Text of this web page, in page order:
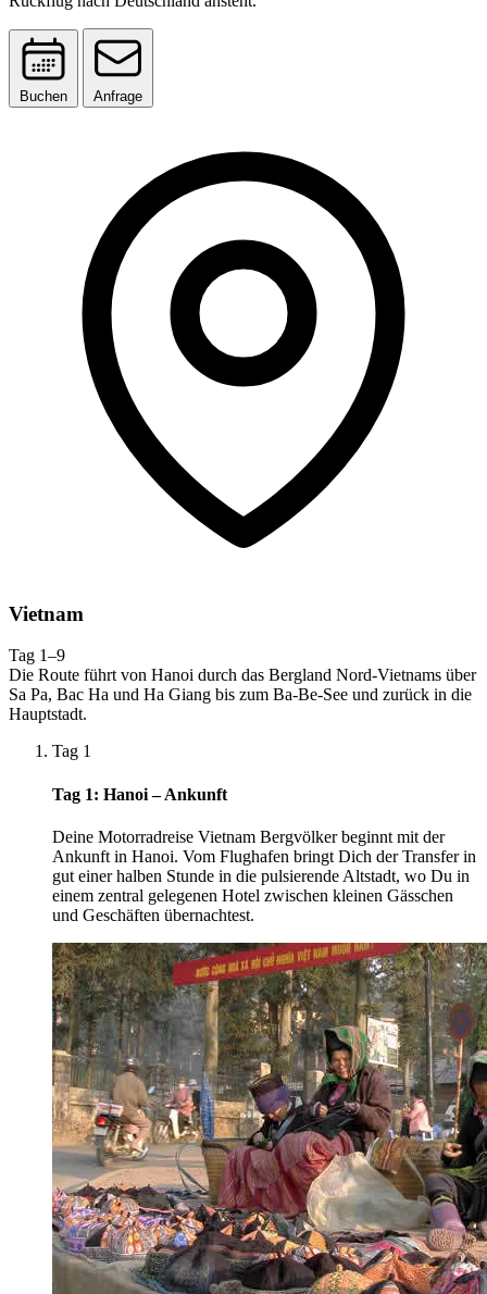
Buchen Anfrage
Vietnam
Tag 1–9
Die Route führt von Hanoi durch das Bergland Nord-Vietnams über
Sa Pa, Bac Ha und Ha Giang bis zum Ba-Be-See und zurück in die
Hauptstadt.
Tag 1
Tag 1: Hanoi – Ankunft
Deine Motorradreise Vietnam Bergvölker beginnt mit der
Ankunft in Hanoi. Vom Flughafen bringt Dich der Transfer in
gut einer halben Stunde in die pulsierende Altstadt, wo Du in
einem zentral gelegenen Hotel zwischen kleinen Gässchen
und Geschäften übernachtest.